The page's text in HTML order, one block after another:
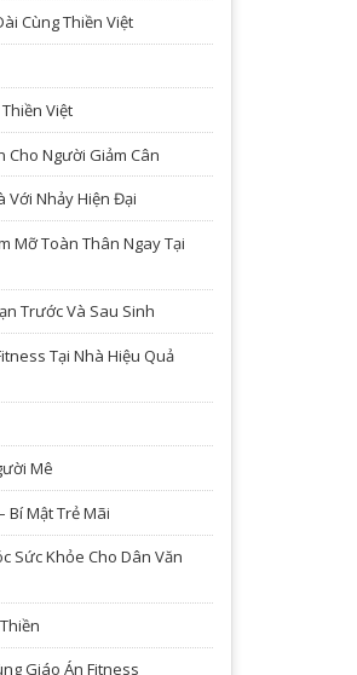
Cùng Thiền Việt
Việt
Cho Người Giảm Cân
Với Nhảy Hiện Đại
Mỡ Toàn Thân Ngay Tại
Trước Và Sau Sinh
Tại Nhà Hiệu Quả
Mê
Bí Mật Trẻ Mãi
Sức Khỏe Cho Dân Văn
Giáo Án Fitness